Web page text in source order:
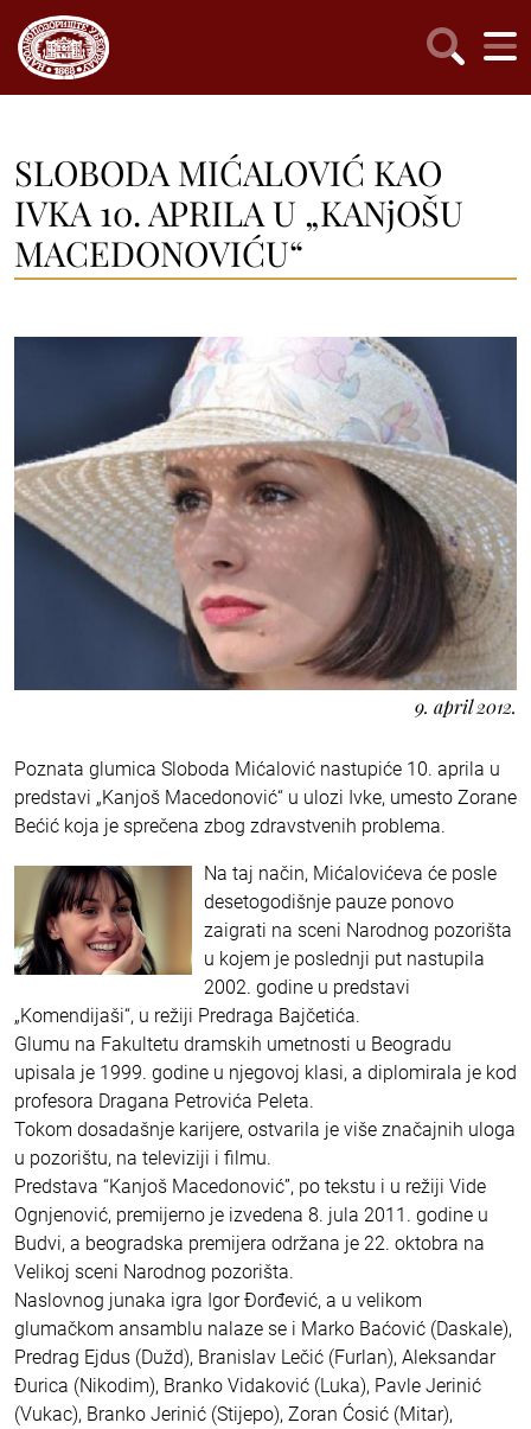
SLOBODA MIĆALOVIĆ KAO
IVKA 10. APRILA U „KANjOŠU
MACEDONOVIĆU“
9. april 2012.
Poznata glumica Sloboda Mićalović nastupiće 10. aprila u
predstavi „Kanjoš Macedonović“ u ulozi Ivke, umesto Zorane
Bećić koja je sprečena zbog zdravstvenih problema.
Na taj način, Mićalovićeva će posle
desetogodišnje pauze ponovo
zaigrati na sceni Narodnog pozorišta
u kojem je poslednji put nastupila
2002. godine u predstavi
„Komendijaši“, u režiji Predraga Bajčetića.
Glumu na Fakultetu dramskih umetnosti u Beogradu
upisala je 1999. godine u njegovoj klasi, a diplomirala je kod
profesora Dragana Petrovića Peleta.
Tokom dosadašnje karijere, ostvarila je više značajnih uloga
u pozorištu, na televiziji i filmu.
Predstava “Kanjoš Macedonović”, po tekstu i u režiji Vide
Ognjenović, premijerno je izvedena 8. jula 2011. godine u
Budvi, a beogradska premijera održana je 22. oktobra na
Velikoj sceni Narodnog pozorišta.
Naslovnog junaka igra Igor Đorđević, a u velikom
glumačkom ansamblu nalaze se i Marko Baćović (Daskale),
Predrag Ejdus (Dužd), Branislav Lečić (Furlan), Aleksandar
Đurica (Nikodim), Branko Vidaković (Luka), Pavle Jerinić
(Vukac), Branko Jerinić (Stijepo), Zoran Ćosić (Mitar),